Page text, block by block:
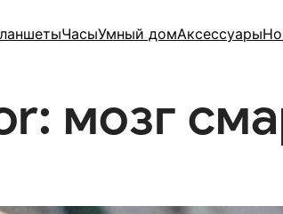
ЧасыУмный домАксессуары
мозг